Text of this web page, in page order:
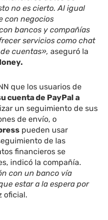
no es cierto. Al igual
con negocios
bancos y compañías
servicios como chat
cuentas», aseguró la
que los usuarios de
cuenta de PayPal a
un seguimiento de sus
de envío, o
pueden usar
de las
financieros se
indicó la compañía.
con un banco vía
estar a la espera por
oficial.